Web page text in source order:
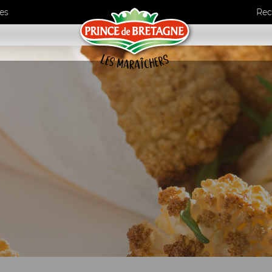
maraîchers